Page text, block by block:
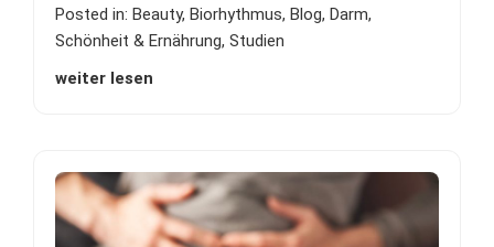
Posted in: Beauty, Biorhythmus, Blog, Darm,
Schönheit & Ernährung,Studien
weiter lesen